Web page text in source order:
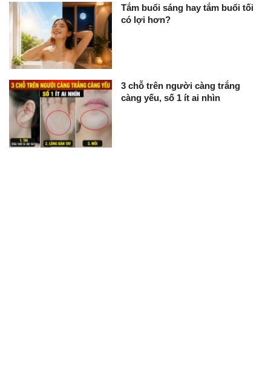
Tắm buổi sáng hay tắm buổi tối
có lợi hơn?
3 chỗ trên người càng trắng
càng yếu, số 1 ít ai nhìn